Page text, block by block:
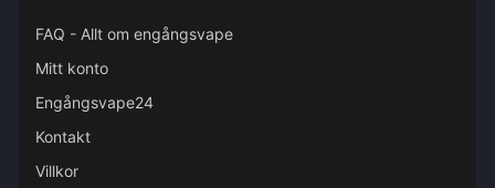
FAQ - Allt om engångsvape
Mitt konto
Engångsvape24
Kontakt
Villkor